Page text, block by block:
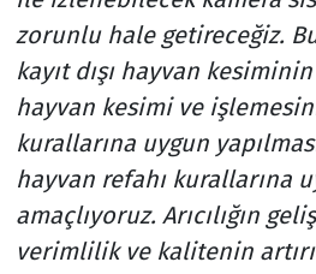
zorunlu hale getireceğiz.
kayıt dışı hayvan
hayvan kesimi ve
kurallarına uygun
hayvan refahı kurallarına
amaçlıyoruz. Arıcılığın
verimlilik ve kalitenin